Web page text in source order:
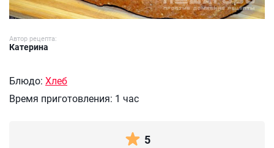
Автор рецепта:
Катерина
Блюдо: Хлеб
Время приготовления: 1 час
5